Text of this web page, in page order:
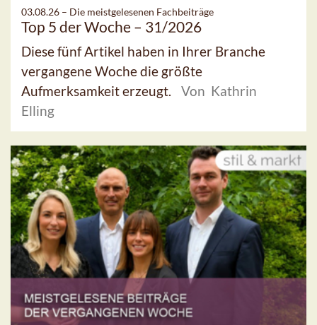
03.08.26 – Die meistgelesenen Fachbeiträge
Top 5 der Woche – 31/2026
Diese fünf Artikel haben in Ihrer Branche
vergangene Woche die größte
Aufmerksamkeit erzeugt.
Von Kathrin
Elling